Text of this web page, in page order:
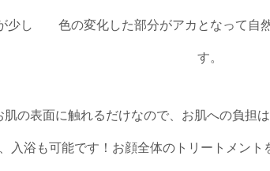
少し 色の変化した部分がアカとなって自
す。
の表面に触れるだけなので、お肌への負担
入浴も可能です！お顔全体のトリートメン